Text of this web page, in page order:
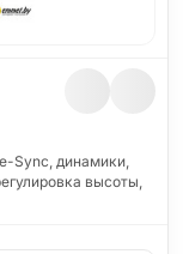
Sync, динамики,
высоты,